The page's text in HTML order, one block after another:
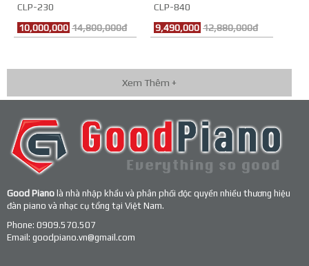
CLP-230
10,000,000 14,800,000đ
CLP-840
9,490,000 12,880,000đ
Xem Thêm +
Good Piano là nhà nhập khẩu và phân phối độc quyền nhiều thương hiệu
đàn piano và nhạc cụ tổng tại Việt Nam.
Phone: 0909.570.507
Email: goodpiano.vn@gmail.com